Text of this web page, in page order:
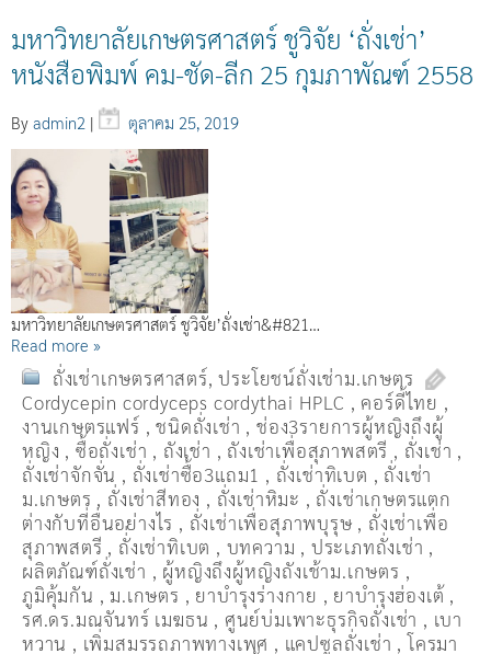
มหาวิทยาลัยเกษตรศาสตร์ ชูวิจัย ‘ถั่งเช่า’
หนังสือพิมพ์ คม-ชัด-ลีก 25 กุมภาพัณฑ์ 2558
By admin2 | ตุลาคม 25, 2019
มหาวิทยาลัยเกษตรศาสตร์ ชูวิจัย’ถั่งเช่า&#821…
Read more »
ถั่งเช่าเกษตรศาสตร์,ประโยชน์ถั่งเช่าม.เกษตร
Cordycepin cordyceps cordythai HPLC , คอร์ดี้ไทย ,
งานเกษตรแฟร์ ,ชนิดถั่งเช่า ,ช่อง3รายการผู้หญิงถึงผู้
หญิง , ซื้อถั่งเช่า , ถังเช่า , ถังเช่าเพื่อสุภาพสตรี , ถั่งเช่า ,
ถั่งเช่าจักจั่น , ถั่งเช่าซื้อ3แถม1 , ถั่งเช่าทิเบต , ถั่งเช่า
ม.เกษตร , ถั่งเช่าสีทอง , ถั่งเช่าหิมะ , ถั่งเช่าเกษตรแตก
ต่างกับที่อื่นอย่างไร , ถั่งเช่าเพื่อสุภาพบุรุษ , ถั่งเช่าเพื่อ
สุภาพสตรี , ถั่่งเช่าทิเบต , บทความ , ประเภทถั่งเช่า ,
ผลิตภัณฑ์ถั่งเช่า , ผู้หญิงถึงผู้หญิงถังเช้าม.เกษตร ,
ภูมิคุ้มกัน ,ม.เกษตร , ยาบำรุงร่างกาย , ยาบำรุงฮ่องเต้ ,
รศ.ดร.มณจันทร์ เมฆธน , ศูนย์บ่มเพาะธุรกิจถั่งเช่า , เบา
หวาน , เพิ่มสมรรถภาพทางเพศ , แคปซูลถั่งเช่า ,โครมา